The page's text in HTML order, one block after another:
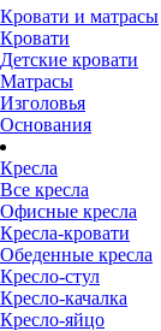
Кровати и матрасы
Кровати
Детские кровати
Матрасы
Изголовья
Основания
Кресла
Все кресла
Офисные кресла
Кресла-кровати
Обеденные кресла
Кресло-стул
Кресло-качалка
Кресло-яйцо